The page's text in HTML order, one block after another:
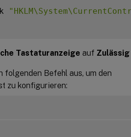
k
Tastaturanzeige auf Zulässig
folgenden Befehl aus, um den
zu konfigurieren: